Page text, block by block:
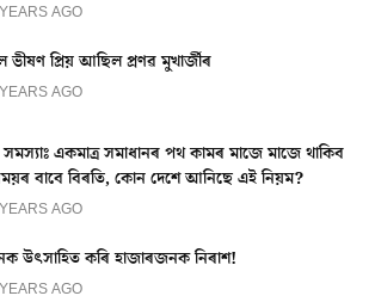
AGO
ভীষণ প্ৰিয় আছিল প্ৰণৱ মুখার্জীৰ
AGO
একমাত্ৰ সমাধানৰ পথ কামৰ মাজে মাজে থাকিব
বাবে বিৰতি, কোন দেশে আনিছে এই নিয়ম?
AGO
উৎসাহিত কৰি হাজাৰজনক নিৰাশ!
AGO